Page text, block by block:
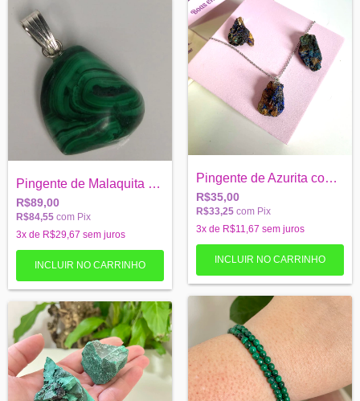
Pingente de Malaquita - pedra polida
R$89,00
R$84,55 com Pix
3x de R$29,67 sem juros
Pingente de Azurita com Malaquita - forç...
R$35,00
R$33,25 com Pix
3x de R$11,67 sem juros